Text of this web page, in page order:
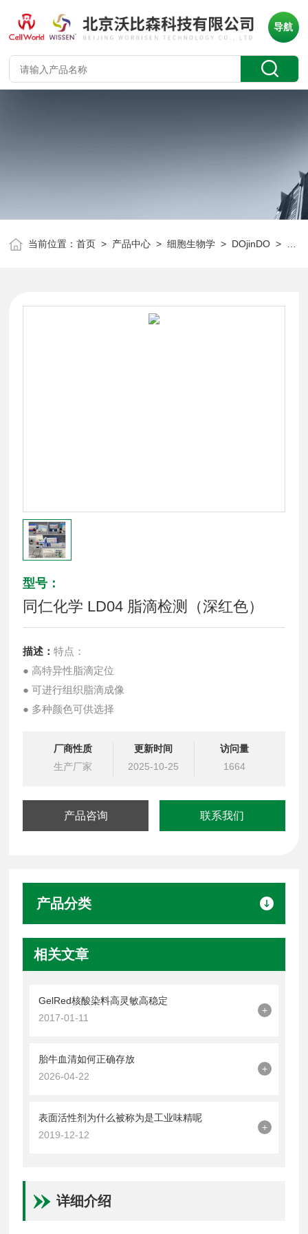
导航
当前位置：首页 > 产品中心 >细胞生物学 > DOjinDO > 同仁化学 LD04 脂滴检测（深红色）
型号：
同仁化学 LD04 脂滴检测（深红色）
描述：特点：
● 高特异性脂滴定位
● 可进行组织脂滴成像
● 多种颜色可供选择
厂商性质
生产厂家
更新时间
2025-10-25
访问量
1664
产品咨询 联系我们
产品分类
相关文章
GelRed核酸染料高灵敏高稳定
2017-01-11
+
胎牛血清如何正确存放
2026-04-22
+
表面活性剂为什么被称为是工业味精呢
2019-12-12
+
详细介绍